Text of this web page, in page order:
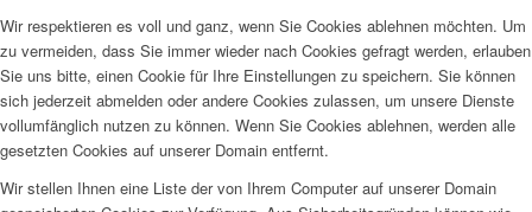
Wir respektieren es voll und ganz, wenn Sie Cookies ablehnen möchten. Um
zu vermeiden, dass Sie immer wieder nach Cookies gefragt werden, erlauben
Sie uns bitte, einen Cookie für Ihre Einstellungen zu speichern. Sie können
sich jederzeit abmelden oder andere Cookies zulassen, um unsere Dienste
vollumfänglich nutzen zu können. Wenn Sie Cookies ablehnen, werden alle
gesetzten Cookies auf unserer Domain entfernt.
Wir stellen Ihnen eine Liste der von Ihrem Computer auf unserer Domain